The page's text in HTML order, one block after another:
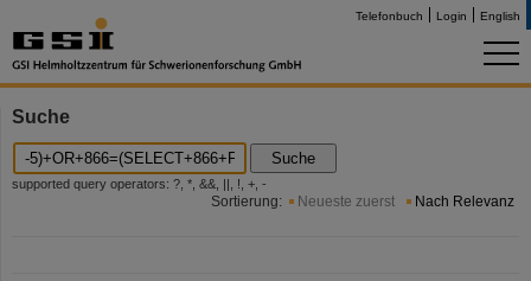
Telefonbuch Login English
Suche
Suche
supported query operators: ?, *, &&, ||, !, +, -
Sortierung: Neueste zuerst Nach Relevanz